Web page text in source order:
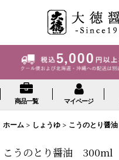
商品一覧 マイページ
ホーム > しょうゆ > こうのとり醤油
こうのとり醤油 300ml